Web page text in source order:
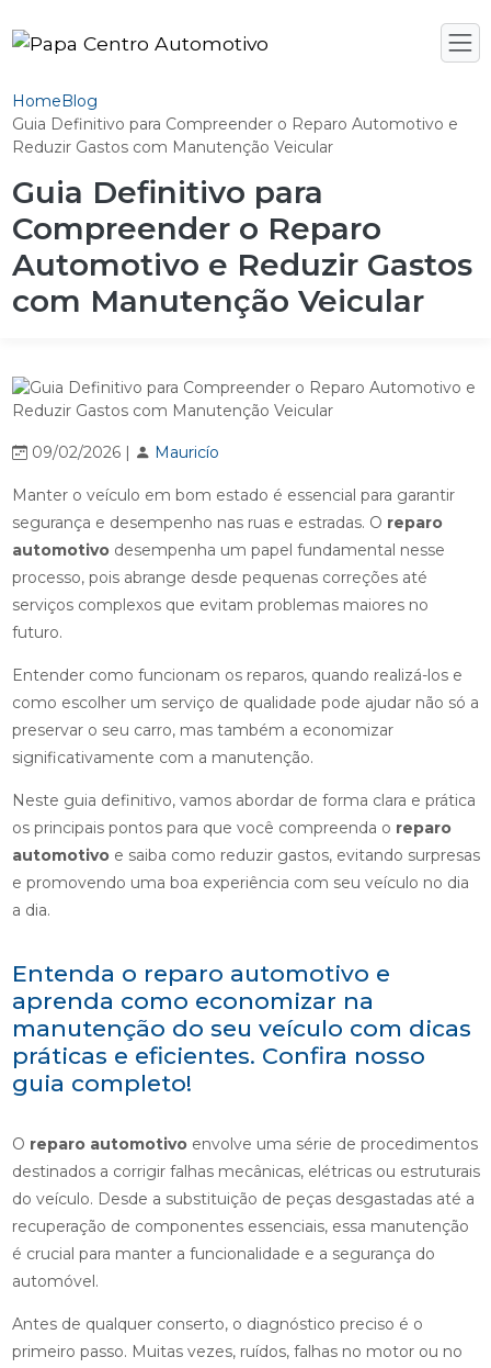
HomeBlog
Guia Definitivo para Compreender o Reparo Automotivo e
Reduzir Gastos com Manutenção Veicular
Guia Definitivo para
Compreender o Reparo
Automotivo e Reduzir Gastos
com Manutenção Veicular
09/02/2026 | Mauricío
Manter o veículo em bom estado é essencial para garantir
segurança e desempenho nas ruas e estradas. O reparo
automotivodesempenha um papel fundamental nesse
processo, pois abrange desde pequenas correções até
serviços complexos que evitam problemas maiores no
futuro.
Entender como funcionam os reparos, quando realizá-los e
como escolher um serviço de qualidade pode ajudar não só a
preservar o seu carro, mas também a economizar
significativamente com a manutenção.
Neste guia definitivo, vamos abordar de forma clara e prática
os principais pontos para que você compreenda o reparo
automotivoe saiba como reduzir gastos, evitando surpresas
e promovendo uma boa experiência com seu veículo no dia
a dia.
Entenda o reparo automotivo e
aprenda como economizar na
manutenção do seu veículo com dicas
práticas e eficientes. Confira nosso
guia completo!
O reparo automotivoenvolve uma série de procedimentos
destinados a corrigir falhas mecânicas, elétricas ou estruturais
do veículo. Desde a substituição de peças desgastadas até a
recuperação de componentes essenciais, essa manutenção
é crucial para manter a funcionalidade e a segurança do
automóvel.
Antes de qualquer conserto, o diagnóstico preciso é o
primeiro passo. Muitas vezes, ruídos, falhas no motor ou no